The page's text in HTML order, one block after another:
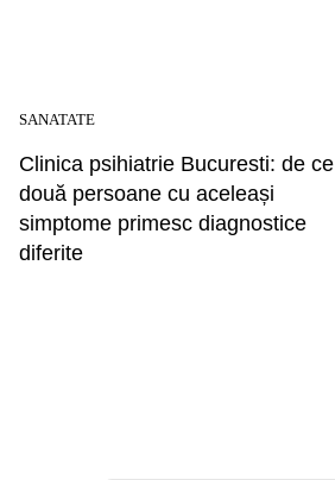
SANATATE
Clinica psihiatrie Bucuresti: de ce
două persoane cu aceleași
simptome primesc diagnostice
diferite